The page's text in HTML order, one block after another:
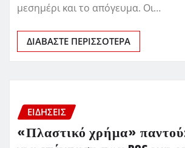
μεσημέρι και το απόγευμα. Οι…
ΔΙΑΒΆΣΤΕ ΠΕΡΙΣΣΌΤΕΡΑ
ΕΙΔΗΣΕΙΣ
«Πλαστικό χρήμα»